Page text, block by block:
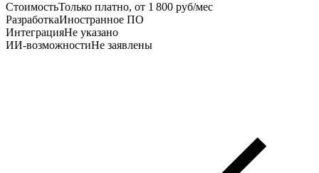
СтоимостьТолько платно, от 1 800 руб/мес
РазработкаИностранное ПО
ИнтеграцияНе указано
ИИ-возможностиНе заявлены